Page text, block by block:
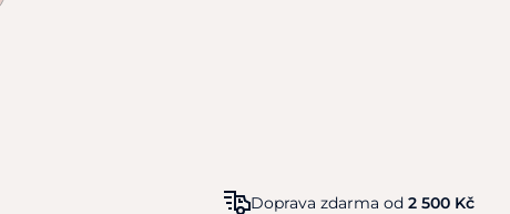
Doprava zdarma od 2 500 Kč